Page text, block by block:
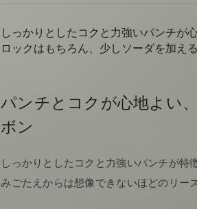
しっかりとしたコクと力強いパンチが
ロックはもちろん、少しソーダを加え
パンチとコクが心地よい
ボン
しっかりとしたコクと力強いパンチが特
みごたえからは想像できないほどのリー